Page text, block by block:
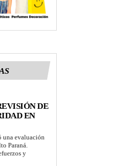
DE
EN
una evaluación
Paraná.
y